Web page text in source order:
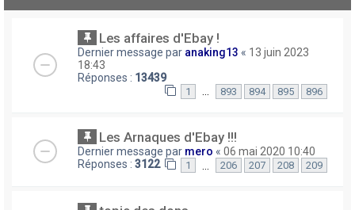
Les affaires d'Ebay !
Dernier message par anaking13 « 13 juin 2023
18:43
Réponses : 13439
1 … 893 894 895 896
Les Arnaques d'Ebay !!!
Dernier message par mero « 06 mai 2020 10:40
Réponses : 3122 1 206 207 208 209